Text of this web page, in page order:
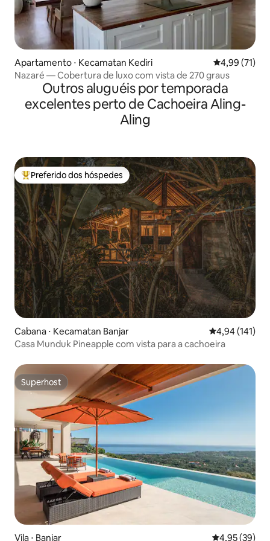
Apartamento ⋅ Kecamatan Kediri 4,99 de uma
4,99 (71)
Nazaré — Cobertura de luxo com vista de 270 graus
Outros aluguéis por temporada
excelentes perto de Cachoeira Aling-
Aling
Entre os melhores preferidos dos hóspedes
Preferido dos hóspedes
Cabana ⋅ Kecamatan Banjar 4,94 de uma
4,94 (141)
Casa Munduk Pineapple com vista para a cachoeira
Superhost
Superhost
Vila ⋅ Banjar 4,95 de uma
4,95 (39)